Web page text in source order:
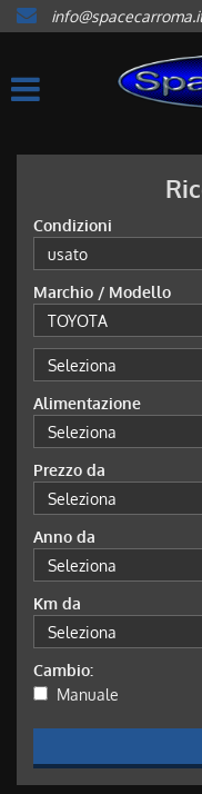
HOME
LISTA VEICOLI
ASSISTENZA
CONTATTI
NEWS
AREA COMMERCIANTI
Condizioni
Marchio / Modello
Alimentazione
Prezzo da
Anno da
Km da
Cambio:
Manuale